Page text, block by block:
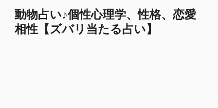
動物占い♪個性心理学、性格、恋愛
相性【ズバリ当たる占い】